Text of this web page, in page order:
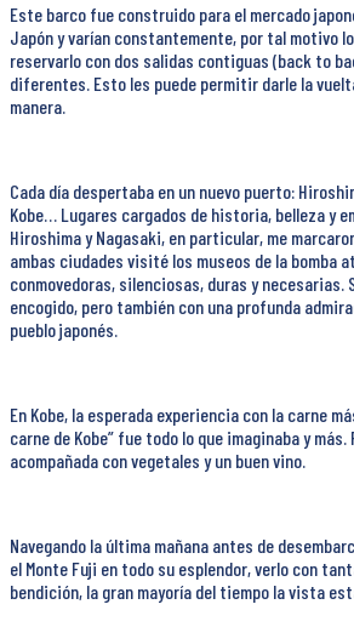
Este barco fue construido para el mercado
Japón y varían constantemente, por tal motivo
reservarlo con dos salidas contiguas (back to
diferentes. Esto les puede permitir darle la
manera.
Cada día despertaba en un nuevo puerto:
Kobe… Lugares cargados de historia, belleza y
Hiroshima y Nagasaki, en particular, me
ambas ciudades visité los museos de la bomba
conmovedoras, silenciosas, duras y necesarias.
encogido, pero también con una profunda
pueblo japonés.
En Kobe, la esperada experiencia con la carne
carne de Kobe” fue todo lo que imaginaba y
acompañada con vegetales y un buen vino.
Navegando la última mañana antes de
el Monte Fuji en todo su esplendor, verlo con
bendición, la gran mayoría del tiempo la vista